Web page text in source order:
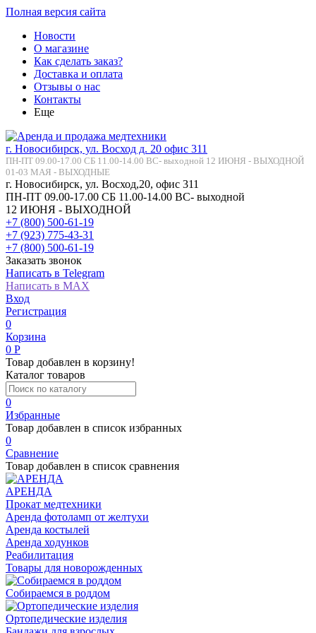
Полная версия сайта
Новости
О магазине
Как сделать заказ?
Доставка и оплата
Отзывы о нас
Контакты
Еще
г. Новосибирск, ул. Восход д. 20 офис 311
ПН-ПТ 09.00-17.00 СБ 11.00-14.00 ВС- выходной 12 ИЮНЯ - ВЫХОДНОЙ
01-03 МАЯ - ВЫХОДНЫЕ
г. Новосибирск, ул. Восход,20, офис 311
ПН-ПТ 09.00-17.00 СБ 11.00-14.00 ВС- выходной
12 ИЮНЯ - ВЫХОДНОЙ
+7 (800) 500-61-19
+7 (923) 775-43-31
+7 (800) 500-61-19
Заказать звонок
Написать в Telegram
Написать в MAX
Вход
Регистрация
0
Корзина
0 Р
Товар добавлен в корзину!
Каталог товаров
0
Избранные
Товар добавлен в список избранных
0
Сравнение
Товар добавлен в список сравнения
АРЕНДА
Прокат медтехники
Аренда фотоламп от желтухи
Аренда костылей
Аренда ходунков
Реабилитация
Товары для новорожденных
Собираемся в роддом
Ортопедические изделия